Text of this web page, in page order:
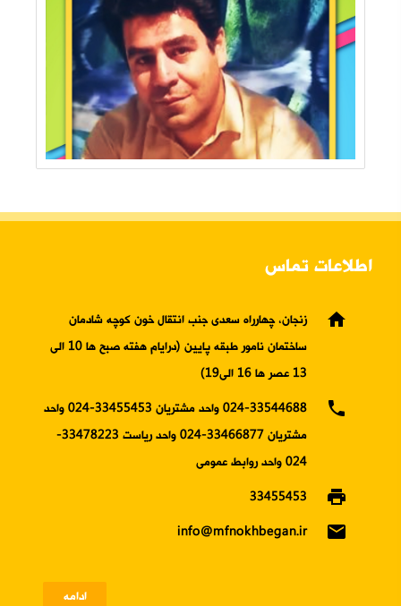
اطلاعات تماس
home
زنجان، چهارراه سعدی جنب انتقال خون کوچه شادمان
ساختمان نامور طبقه پایین (درایام هفته صبح ها 10 الی
13 عصر ها 16 الی19)
phone
024-33544688 واحد مشتریان 33455453-024 واحد
مشتریان 33466877-024 واحد ریاست 33478223-
024 واحد روابط عمومی
print
33455453
email
info@mfnokhbegan.ir
ادامه